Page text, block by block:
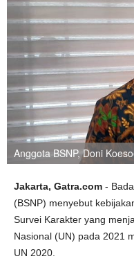
Anggota BSNP, Doni
Jakarta, Gatra.com -
(BSNP) menyebut
Survei Karakter yang
Nasional (UN) pada 2021
UN 2020.